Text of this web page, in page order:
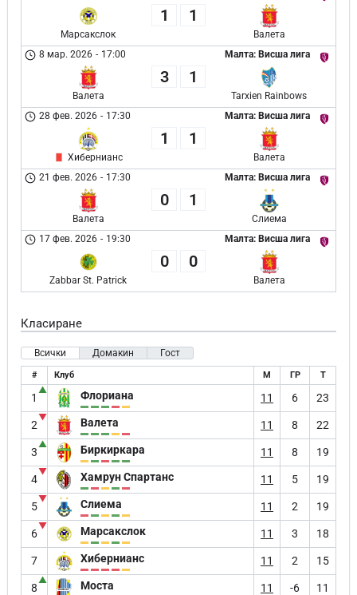
Марсакслок
1 1
Валета
Малта: Висша лига
8 мар. 2026 - 17:00
Валета
3 1
Tarxien Rainbows
Малта: Висша лига
28 фев. 2026 - 17:30
Хибернианс
1 1
Валета
Малта: Висша лига
21 фев. 2026 - 17:30
Валета
0 1
Слиема
Малта: Висша лига
17 фев. 2026 - 19:30
Zabbar St. Patrick
0 0
Валета
Класиране
Всички Домакин Гост
# Клуб М ГР Т
1
▲ Флориана 11 6 23
2
▼ Валета 11 8 22
3
▲ Биркиркара 11 8 19
4
▼ Хамрун Спартанс 11 5 19
5
▼ Слиема 11 2 19
6
▼ Марсакслок 11 3 18
7 Хибернианс 11 2 15
8
▲ Моста 11 -6 11